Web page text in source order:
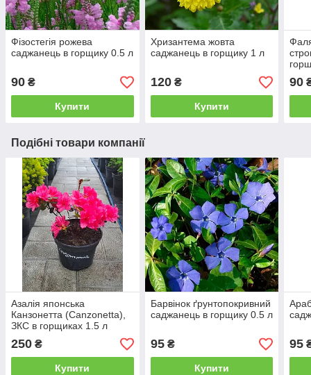
Фізостегія рожева
саджанець в горщику 0.5 л
90 ₴
Купити
Хризантема жовта
саджанець в горщику 1 л
120₴
Купити
90
Подібні товари компанії
Азалія японська
Канзонетта (Canzonetta),
ЗКС в горщиках 1.5 л
250 ₴
Купити
Барвінок ґрунтопокривний
саджанець в горщику 0.5 л
95₴
Купити
95